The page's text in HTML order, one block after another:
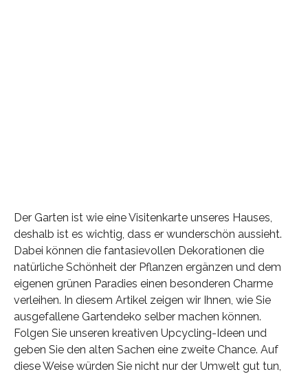
Der Garten ist wie eine Visitenkarte unseres Hauses,
deshalb ist es wichtig, dass er wunderschön aussieht.
Dabei können die fantasievollen Dekorationen die
natürliche Schönheit der Pflanzen ergänzen und dem
eigenen grünen Paradies einen besonderen Charme
verleihen. In diesem Artikel zeigen wir Ihnen, wie Sie
ausgefallene Gartendeko selber machen können.
Folgen Sie unseren kreativen Upcycling-Ideen und
geben Sie den alten Sachen eine zweite Chance. Auf
diese Weise würden Sie nicht nur der Umwelt gut tun,